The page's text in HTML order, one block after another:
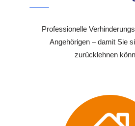
Professionelle
Angehörigen – damit Sie
zurücklehnen